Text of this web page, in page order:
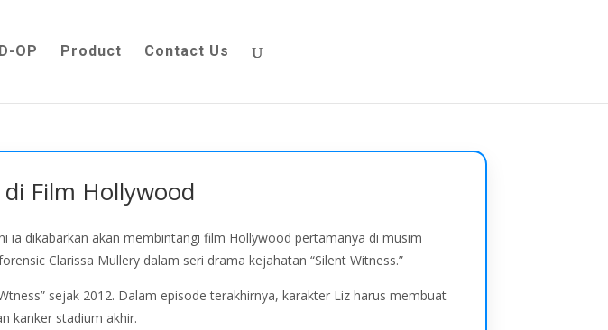
Product Contact Us
Film Hollywood
ia dikabarkan akan membintangi film Hollywood pertamanya di musim
Clarissa Mullery dalam seri drama kejahatan “Silent Witness.”
sejak 2012. Dalam episode terakhirnya, karakter Liz harus membuat
kanker stadium akhir.